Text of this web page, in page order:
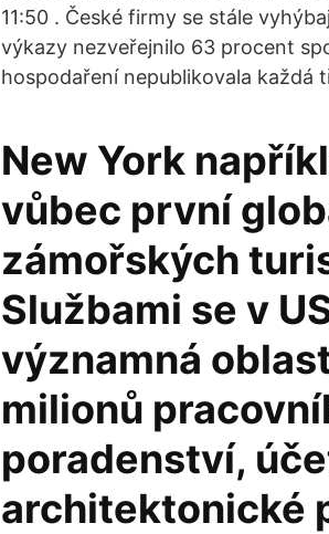
11:50 . České firmy se stále
výkazy nezveřejnilo 63 procent
hospodaření nepublikovala každá
New York
vůbec první
zámořských
Službami se v
významná
milionů
poradenství,
architektonické